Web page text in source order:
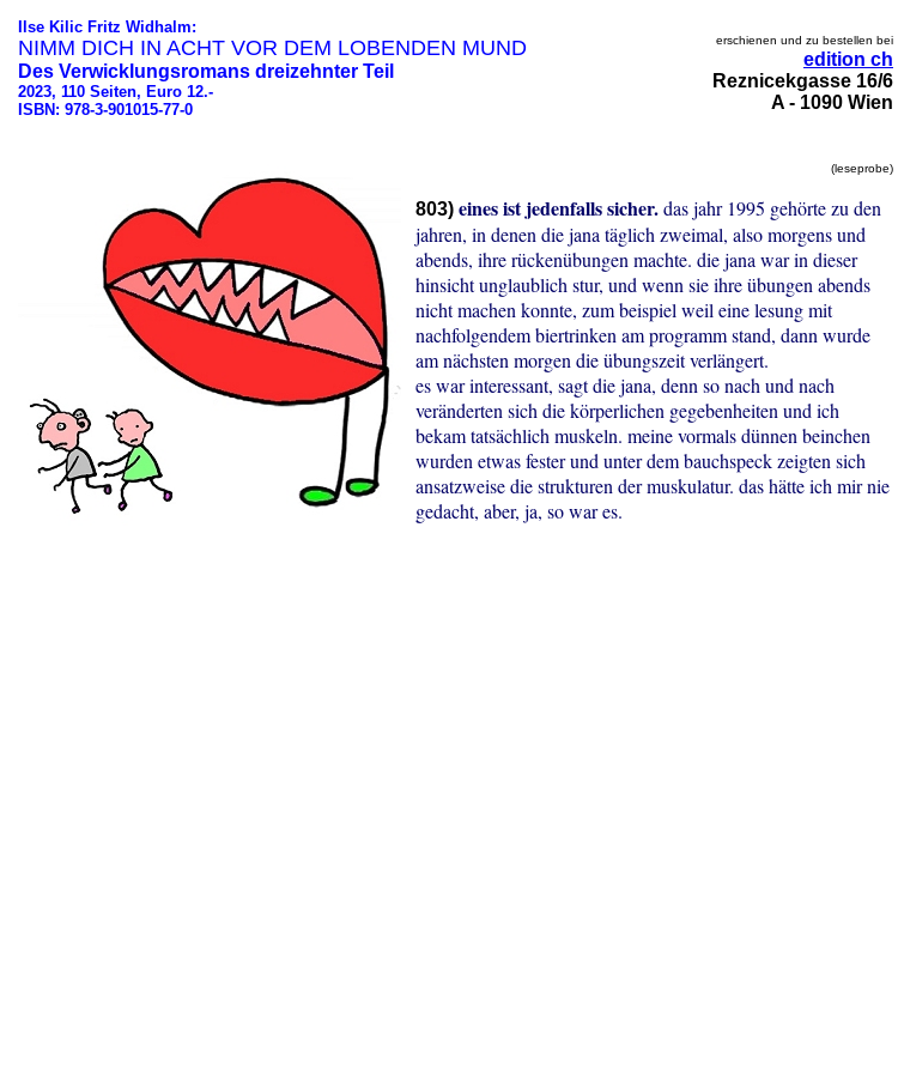
Ilse Kilic Fritz Widhalm:
NIMM DICH IN ACHT VOR DEM LOBENDEN MUND
Des Verwicklungsromans dreizehnter Teil
2023, 110 Seiten, Euro 12.-
ISBN: 978-3-901015-77-0
erschienen und zu bestellen bei
edition ch
Reznicekgasse 16/6
A - 1090 Wien
(leseprobe)
803) eines ist jedenfalls sicher.das jahr 1995 gehörte zu den
jahren, in denen die jana täglich zweimal, also morgens und
abends, ihre rückenübungen machte. die jana war in dieser
hinsicht unglaublich stur, und wenn sie ihre übungen abends
nicht machen konnte, zum beispiel weil eine lesung mit
nachfolgendem biertrinken am programm stand, dann wurde
am nächsten morgen die übungszeit verlängert.
es war interessant, sagt die jana, denn so nach und nach
veränderten sich die körperlichen gegebenheiten und ich
bekam tatsächlich muskeln. meine vormals dünnen beinchen
wurden etwas fester und unter dem bauchspeck zeigten sich
ansatzweise die strukturen der muskulatur. das hätte ich mir nie
gedacht, aber, ja, so war es.